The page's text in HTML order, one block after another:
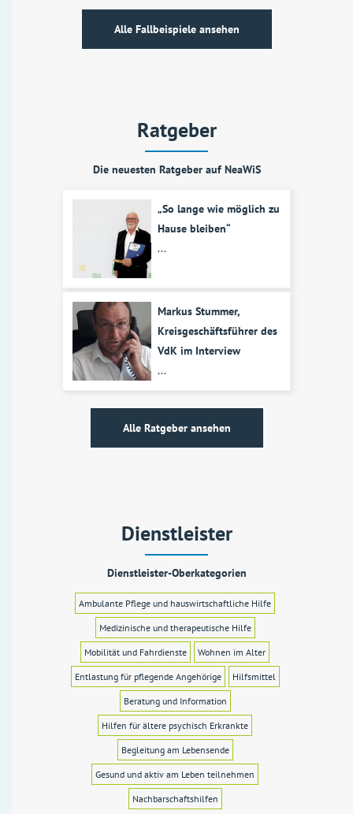
Alle Fallbeispiele ansehen
Ratgeber
Die neuesten Ratgeber auf NeaWiS
„So lange wie möglich zu
Hause bleiben“
...
Markus Stummer,
Kreisgeschäftsführer des
VdK im Interview
...
Alle Ratgeber ansehen
Dienstleister
Dienstleister-Oberkategorien
Ambulante Pflege und hauswirtschaftliche Hilfe
Medizinische und therapeutische Hilfe
Mobilität und Fahrdienste Wohnen im Alter
Entlastung für pflegende Angehörige Hilfsmittel
Beratung und Information
Hilfen für ältere psychisch Erkrankte
Begleitung am Lebensende
Gesund und aktiv am Leben teilnehmen
Nachbarschaftshilfen